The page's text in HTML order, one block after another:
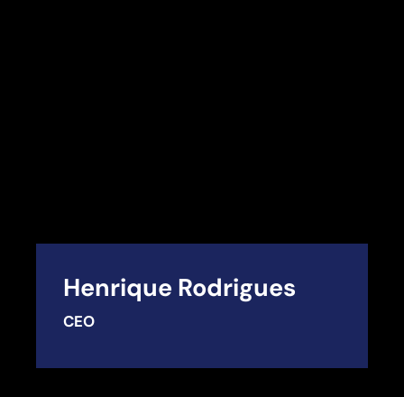
Henrique Rodrigues
CEO